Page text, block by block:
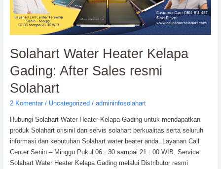
Solahart Water Heater Kelapa
Gading: After Sales resmi
Solahart
2 Komentar / Uncategorized / admininfosolahart
Hubungi Solahart Water Heater Kelapa Gading untuk mendapatkan
produk Solahart orisinil dan servis solahart berkualitas serta seluruh
informasi dan kebutuhan Solahart water heater anda. Layanan Call
Center Senin – Minggu Pukul 06 : 30 sampai 21 : 00 WIB. Service
Solahart Water Heater Kelapa Gading melalui Distributor resmi
Sales
resmi
Solahart